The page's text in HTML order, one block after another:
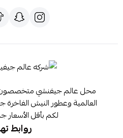
محل عالم جيفنشي متخصصون
العالمية وعطور النيش
لكم بأقل
روابط